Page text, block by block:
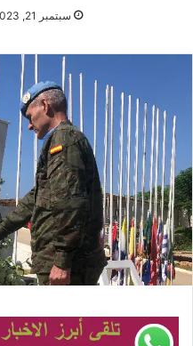
سبتمبر 21, 2023